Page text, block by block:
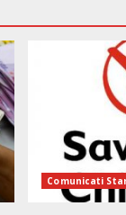
Comunicati